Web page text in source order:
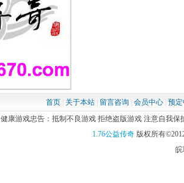
首页| 关于本站| 留言咨询 会员中心| 预
健康游戏忠告：抵制不良游戏 拒绝盗版游戏 注意自我保
1.76公益传奇版权所有
皖